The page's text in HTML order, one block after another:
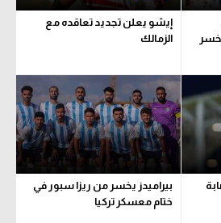
إيشو يعلن تجديد تعاقده مع
الزمالك
بيراميدز يخسر من ريزا سبور في
ختام معسكر تركيا